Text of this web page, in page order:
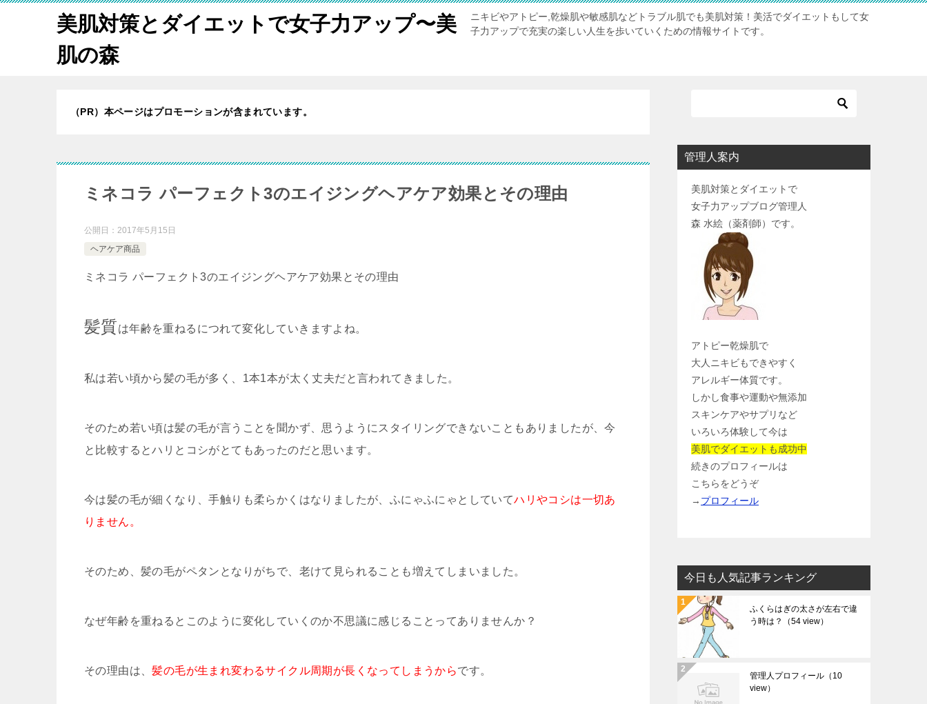
美肌対策とダイエットで女子力アップ〜美
肌の森
ニキビやアトピー,乾燥肌や敏感肌などトラブル肌でも美肌対策！美活でダイエットもして女
子力アップで充実の楽しい人生を歩いていくための情報サイトです。
（PR）本ページはプロモーションが含まれています。
ミネコラ パーフェクト3のエイジングヘアケア効果とその理由
公開日： 2017年5月15日
ヘアケア商品
ミネコラ パーフェクト3のエイジングヘアケア効果とその理由
髪質は年齢を重ねるにつれて変化していきますよね。
私は若い頃から髪の毛が多く、1本1本が太く丈夫だと言われてきました。
そのため若い頃は髪の毛が言うことを聞かず、思うようにスタイリングできないこともありましたが、今
と比較するとハリとコシがとてもあったのだと思います。
今は髪の毛が細くなり、手触りも柔らかくはなりましたが、ふにゃふにゃとしていてハリやコシは一切あ
りません。
そのため、髪の毛がペタンとなりがちで、老けて見られることも増えてしまいました。
なぜ年齢を重ねるとこのように変化していくのか不思議に感じることってありませんか？
その理由は、髪の毛が生まれ変わるサイクル周期が長くなってしまうからです。
管理人案内
美肌対策とダイエットで
女子力アップブログ管理人
森 水絵（薬剤師）です。
アトピー乾燥肌で
大人ニキビもできやすく
アレルギー体質です。
しかし食事や運動や無添加
スキンケアやサプリなど
いろいろ体験して今は
美肌でダイエットも成功中
続きのプロフィールは
こちらをどうぞ
→ プロフィール
今日も人気記事ランキング
ふくらはぎの太さが左右で違
う時は？
（54 view）
管理人プロフィール （10
view）